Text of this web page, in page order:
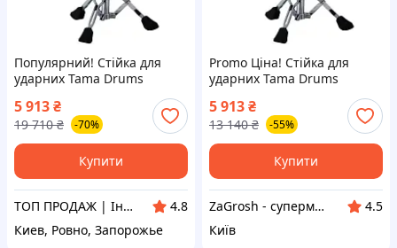
Популярний! Стійка для
ударних Tama Drums
якість тільки на
Nukleon.com.ua
5 913₴
19 710 ₴ -70%
Купити
ТОП ПРОДАЖ | Інтернет-супермаркет «NUKLEON»
4.8
Киев, Ровно, Запорожье
Promo Ціна! Стійка для
ударних Tama Drums
HS80W (222642) - тільки на
ZaGrosh.com.ua
5 913₴
13 140 ₴ -55%
Купити
ZaGrosh - супермаркет низьких цін
4.5
Київ